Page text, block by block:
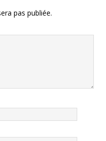
pas publiée.